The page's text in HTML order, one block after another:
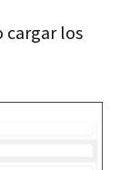
cargar los